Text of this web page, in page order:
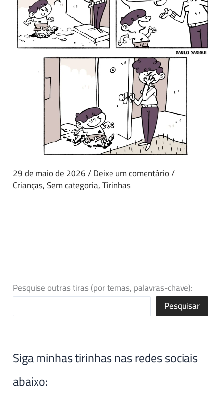
29 de maio de 2026/Deixe um comentário/
Crianças,Sem categoria,Tirinhas
Pesquise outras tiras (por temas, palavras-chave):
Pesquisar
Siga minhas tirinhas nas redes sociais
abaixo: